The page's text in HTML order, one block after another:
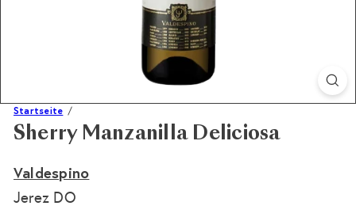
Startseite
Sherry Manzanilla Deliciosa
Valdespino
Jerez DO